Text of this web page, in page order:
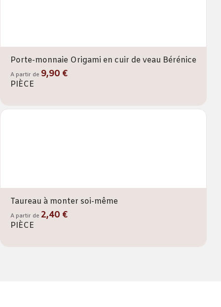
Porte-monnaie Origami en cuir de veau Bérénice
A partir de 9,90 €
PIÈCE
Taureau à monter soi-même
A partir de 2,40 €
PIÈCE